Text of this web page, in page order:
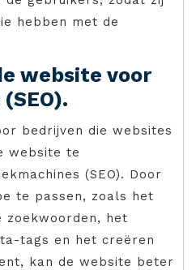
hebben met de
website voor
bedrijven die websites
website te
(SEO). Door
te passen, zoals het
zoekwoorden, het
tags en het creëren
kan de website beter